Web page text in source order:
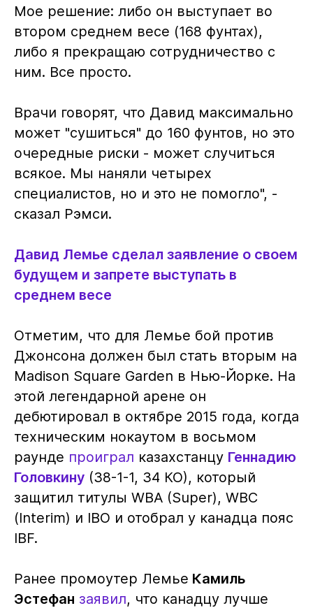
Мое решение: либо он выступает во
втором среднем весе (168 фунтах),
либо я прекращаю сотрудничество с
ним. Все просто.
Врачи говорят, что Давид максимально
может "сушиться" до 160 фунтов, но это
очередные риски - может случиться
всякое. Мы наняли четырех
специалистов, но и это не помогло", -
сказал Рэмси.
Давид Лемье сделал заявление о своем
будущем и запрете выступать в
среднем весе
Отметим, что для Лемье бой против
Джонсона должен был стать вторым на
Madison Square Garden в Нью-Йорке. На
этой легендарной арене он
дебютировал в октябре 2015 года, когда
техническим нокаутом в восьмом
раунде проиграл казахстанцу Геннадию
Головкину(38-1-1, 34 КО), который
защитил титулы WBA (Super), WBC
(Interim) и IBO и отобрал у канадца пояс
IBF.
Ранее промоутер Лемье Камиль
Эстефан заявил, что канадцу лучше